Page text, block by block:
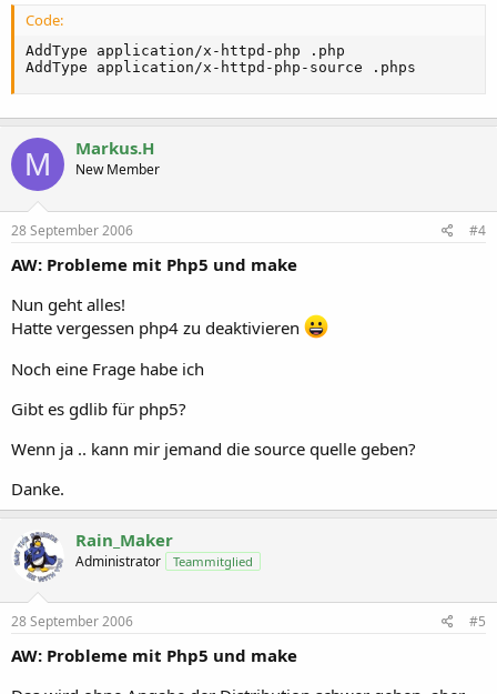
Code:
AddType application/x-httpd-php .php
AddType application/x-httpd-php-source .phps
M Markus.H
New Member
28 September 2006 #4
AW: Probleme mit Php5 und make
Nun geht alles!
Hatte vergessen php4 zu deaktivieren
Noch eine Frage habe ich
Gibt es gdlib für php5?
Wenn ja .. kann mir jemand die source quelle geben?
Danke.
Rain_Maker
Administrator Teammitglied
28 September 2006 #5
AW: Probleme mit Php5 und make